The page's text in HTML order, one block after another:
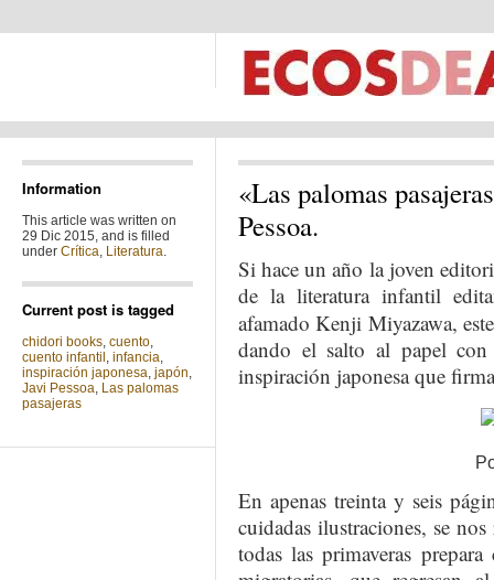
Information
This article was written on
29 Dic 2015, and is filled
under Crítica, Literatura.
Current post is tagged
chidori books, cuento,
cuento infantil , infancia,
inspiración japonesa, japón,
Javi Pessoa, Las palomas
pasajeras
«Las palomas
Pessoa.
Si hace un año la joven
de la literatura infantil
afamado Kenji Miyazawa,
dando el salto al papel
inspiración japonesa que
En apenas treinta y seis
cuidadas ilustraciones, se
todas las primaveras